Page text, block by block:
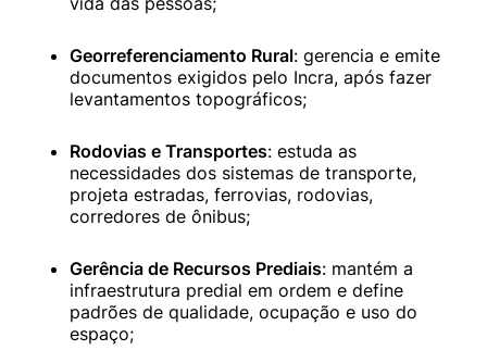
Georreferenciamento Rural: gerencia e emite
documentos exigidos pelo Incra, após fazer
levantamentos topográficos;
Rodovias e Transportes: estuda as
necessidades dos sistemas de transporte,
projeta estradas, ferrovias, rodovias,
corredores de ônibus;
Gerência de Recursos Prediais: mantém a
infraestrutura predial em ordem e define
padrões de qualidade, ocupação e uso do
espaço;